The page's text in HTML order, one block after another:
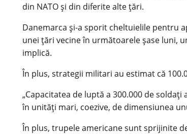
din NATO și din diferite alte țări.
Danemarca și-a sporit cheltuielile pentru
unei țări vecine în următoarele șase luni,
implică.
În plus, strategii militari au estimat că
„Capacitatea de luptă a 300.000 de
în unități mari, coezive, de dimensiunea
În plus, trupele americane sunt sprijinite